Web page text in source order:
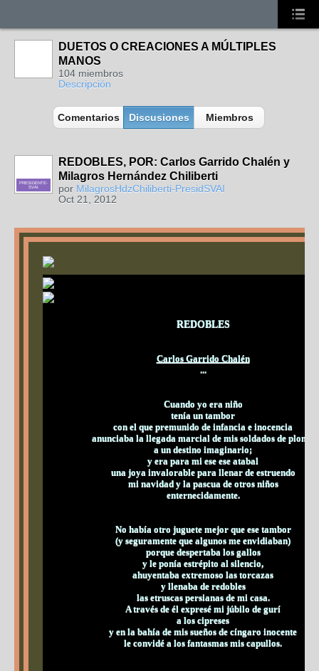
DUETOS O CREACIONES A MÚLTIPLES
MANOS
104 miembros
Descripción
Comentarios Discusiones Miembros
PRESIDENTE-
SVAI
REDOBLES, POR: Carlos Garrido Chalén y
Milagros Hernández Chiliberti
por MilagrosHdzChiliberti-PresidSVAI
Oct 21, 2012
REDOBLES
Carlos Garrido Chalén
...
Cuando yo era niño
tenía un tambor
con el que premunido de infancia e inocencia
anunciaba la llegada marcial de mis soldados de plomo
a un destino imaginario;
y era para mi ese ese atabal
una joya invalorable para llenar de estruendo
mi navidad y la pascua de otros niños
enternecidamente.
No había otro juguete mejor que ese tambor
(y seguramente que algunos me envidiaban)
porque despertaba los gallos
y le ponía estrépito al silencio,
ahuyentaba extremoso las torcazas
y llenaba de redobles
las etruscas persianas de mi casa.
A través de él expresé mi júbilo de gurí
a los cipreses
y en la bahía de mis sueños de cíngaro inocente
le convidé a los fantasmas mis capullos.